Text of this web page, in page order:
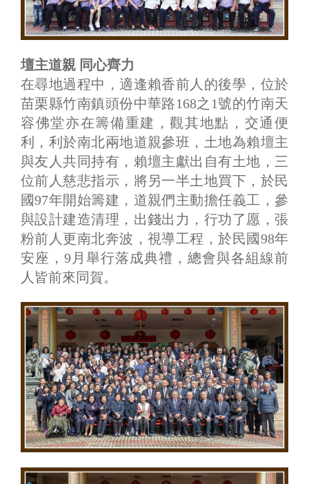
壇主道親 同心齊力
在尋地過程中，適逢賴香前人的後學，位於
苗栗縣竹南鎮頭份中華路168之1號的竹南天
容佛堂亦在籌備重建，觀其地點，交通便
利，利於南北兩地道親參班，土地為賴壇主
與友人共同持有，賴壇主獻出自有土地，三
位前人慈悲指示，將另一半土地買下，於民
國97年開始籌建，道親們主動擔任義工，參
與設計建造清理，出錢出力，行功了愿，張
粉前人更南北奔波，視導工程，於民國98年
安座，9月舉行落成典禮，總會與各組線前
人皆前來同賀。